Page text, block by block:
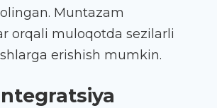
Muntazam
orqali muloqotda sezilarli
erishish mumkin.